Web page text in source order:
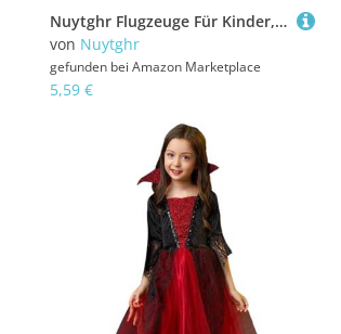
Nuytghr Flugzeuge Für Kinder,Realistischer Wurfgleiter Flugzeug - Flugzeug Spielzeug Segelflieger Für Outdoor Sport Spiel Kinder Erwachsene
von Nuytghr
gefunden bei Amazon Marketplace
5,59 €